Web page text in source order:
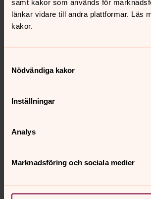
samt kakor som används för
länkar vidare till andra plattformar. Läs
kakor.
Nödvändiga kakor
Inställningar
Analys
Marknadsföring och sociala medier
Visa fler händelser
Här hittar du gudstjänstprogrammet
om de olika gudstjänsterna i Svenska
Håll koll på allt som händer i Uppsala.
nyhetsbrevet, så får du utvalda tips